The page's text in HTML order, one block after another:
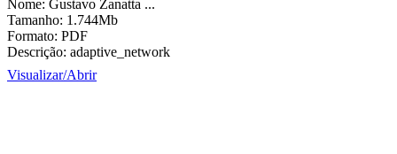
Nome: Gustavo Zanatta ...
Tamanho: 1.744Mb
Formato: PDF
Descrição: adaptive_network
Visualizar/Abrir